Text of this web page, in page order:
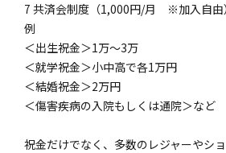
7 共済会制度（1,000円/月 ※加入自由）
例
＜出生祝金＞1万～3万
＜就学祝金＞小中高で各1万円
＜結婚祝金＞2万円
＜傷害疾病の入院もしくは通院＞など
祝金だけでなく、多数のレジャーやシ